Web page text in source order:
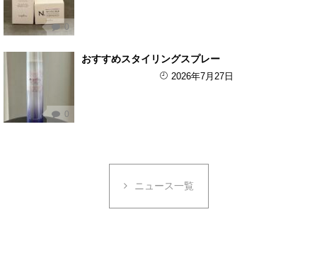
0
0
おすすめスタイリングスプレー
2026年7月27日
ニュース一覧